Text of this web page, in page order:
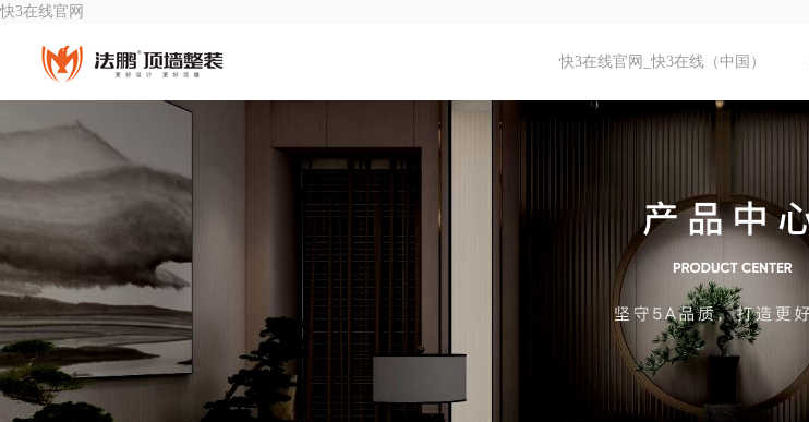
快3在线官网
快3在线官网_快3在线（中国）